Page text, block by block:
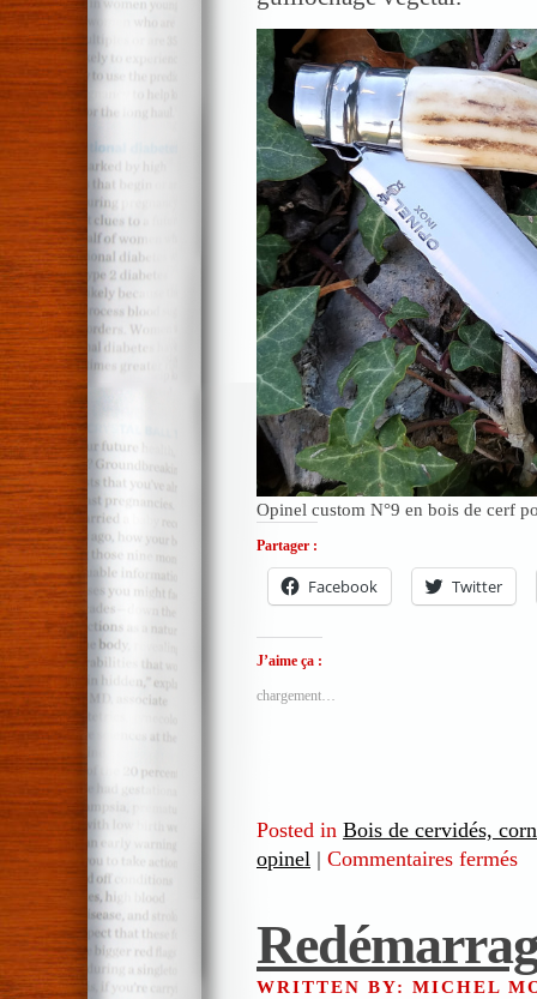
Opinel custom N°9 en bois de cerf
Partager :
Facebook Twitter
J’aime ça :
chargement…
Posted in Bois de cervidés,
opinel | Commentaires fermés
en
WRITTEN BY: MICHEL